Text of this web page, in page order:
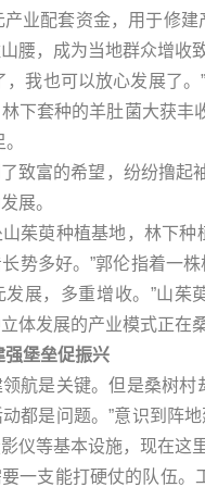
业配套资金，用于修
腰，成为当地群众增收致
，我也可以放心发展了
下套种的羊肚菌大获丰
致富的希望，纷纷撸起
展。
茱萸种植基地，林下
势多好。”郭伦指着一
展，多重增收。”山
体发展的产业模式正在
强堡垒促振兴
航是关键。但是桑树村
都是问题。”意识到阵
仪等基本设施，现在这
一支能打硬仗的队伍。